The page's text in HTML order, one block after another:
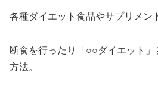
各種ダイエット食品やサプリメン
断食を行ったり「○○ダイエット
方法。